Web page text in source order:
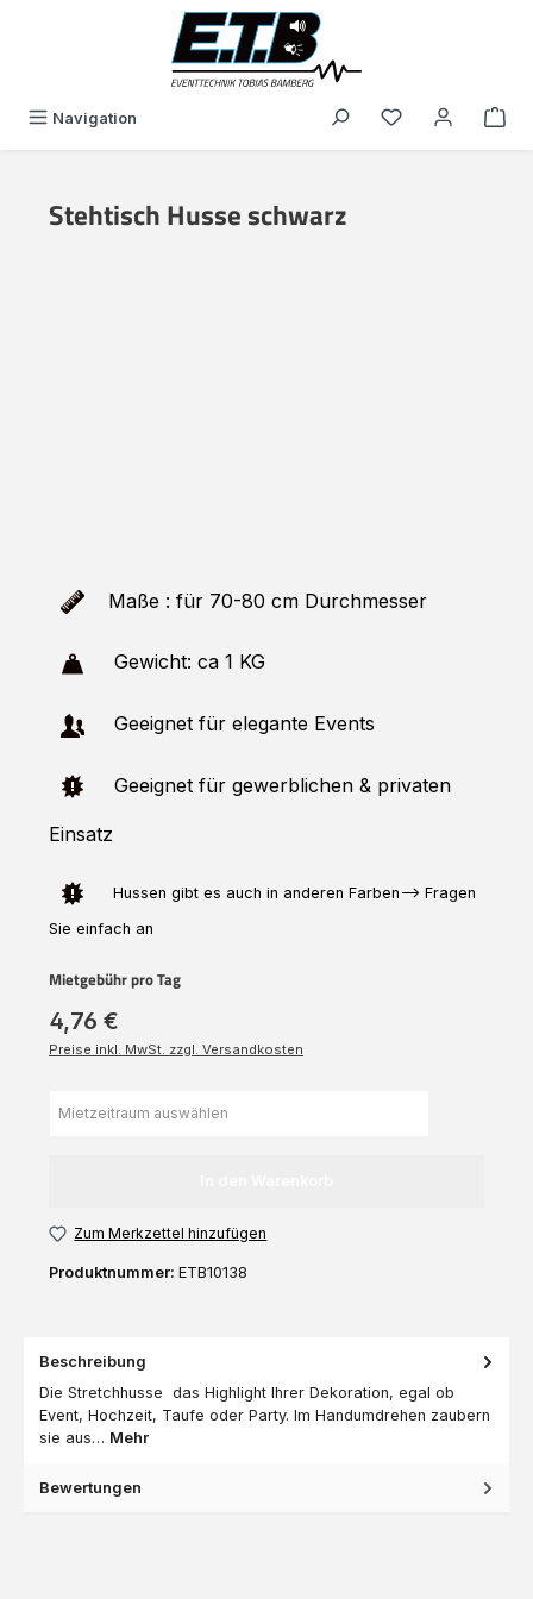
Navigation Du hast 0
Stehtisch Husse schwarz
Maße : für 70-80 cm Durchmesser
Gewicht: ca 1 KG
Geeignet für elegante Events
Geeignet für gewerblichen & privaten
Einsatz
Hussen gibt es auch in anderen Farben--> Fragen
Sie einfach an
Mietgebühr pro Tag
4,76 €
Preise inkl. MwSt. zzgl. Versandkosten
Zum Merkzettel hinzufügen
Produktnummer: ETB10138
Beschreibung
Die Stretchhusse das Highlight Ihrer Dekoration, egal ob
Event, Hochzeit, Taufe oder Party. Im Handumdrehen zaubern
sie aus… Mehr
Bewertungen